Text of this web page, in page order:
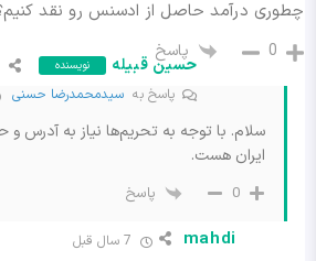
چطور‌ی درآمد حاصل از ادسنس رو نقد
0 پاسخ
حسین قبیله نویسنده
پاسخ به سیدمحمدرضا حسنی
سلام. با توجه به تحریم‌ها نیاز به آدرس و
ایران هست.
0 پاسخ
mahdi